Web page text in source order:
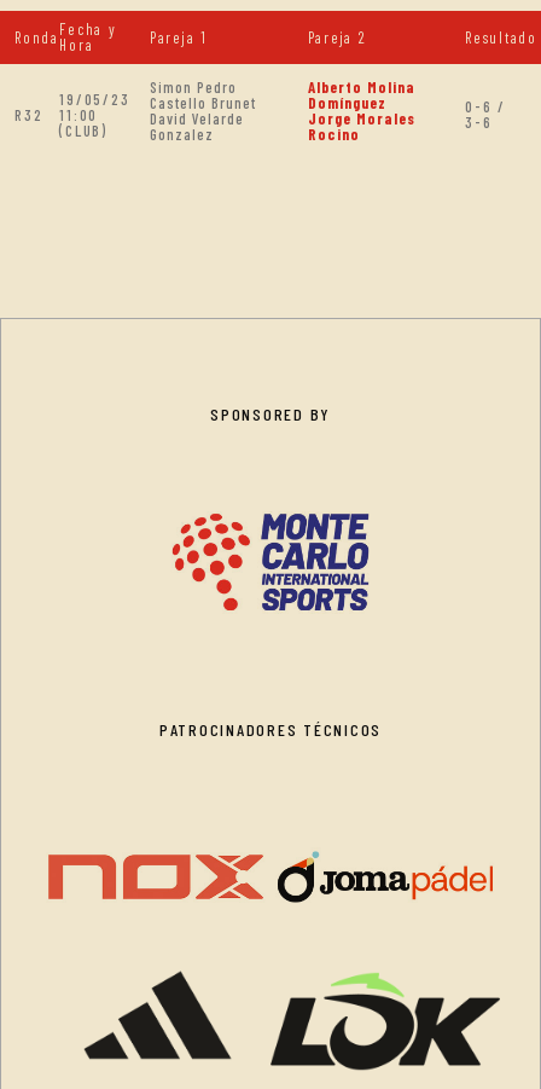
Ronda Fecha y
Hora
Pareja 1 Pareja 2 Resultado
R32
19/05/23
11:00
(CLUB)
Simon Pedro
Castello Brunet
David Velarde
Gonzalez
Alberto Molina
Domínguez
Jorge Morales
Rocino
0-6 /
3-6
SPONSORED BY
PATROCINADORES TÉCNICOS